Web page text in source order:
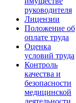
руководителя
Лицензии
Положение об
оплате труда
Оценка
условий труда
Контроль
качества и
безопасности
медицинской